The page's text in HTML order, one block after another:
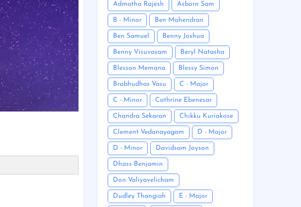
Admatha Rajesh Asborn Sam
B - Minor Ben Mahendran
Ben Samuel Benny Joshua
Benny Visuvasam Beryl Natasha
Blesson Memana Blessy Simon
Brabhudhas Vasu C - Major
C - Minor Cathrine Ebenesar
Chandra Sekaran Chikku Kuriakose
Clement Vedanayagam D - Major
D - Minor Davidsam Joyson
Dhass Benjamin
Don Valiyavelicham
Dudley Thangiah E - Major